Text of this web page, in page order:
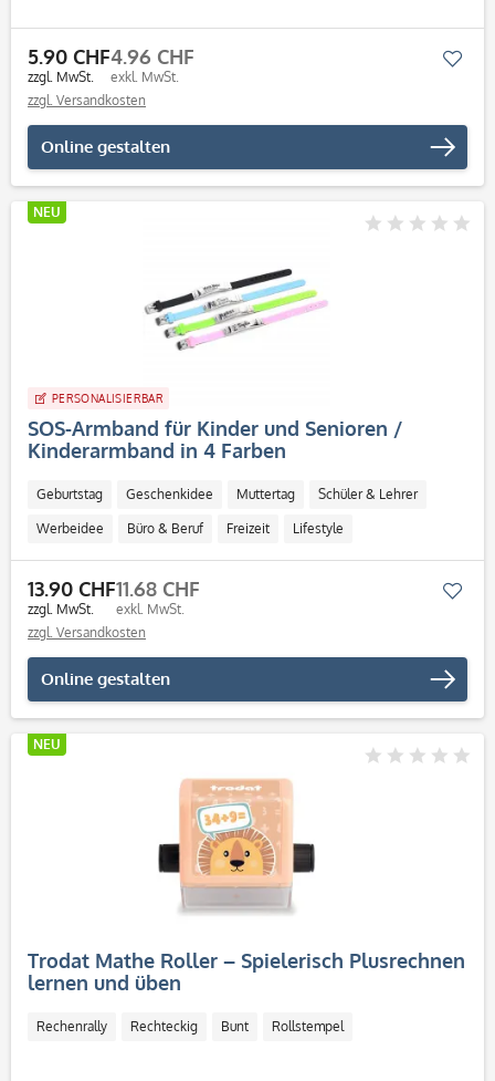
5.90 CHF
zzgl. MwSt.
4.96 CHF
exkl. MwSt.
zzgl. Versandkosten
Online gestalten
NEU
PERSONALISIERBAR
SOS-Armband für Kinder und Senioren /
Kinderarmband in 4 Farben
Geburtstag Geschenkidee Muttertag Schüler & Lehrer
Werbeidee Büro & Beruf Freizeit Lifestyle
Personalisierbar / Onlinegestaltung
13.90 CHF
zzgl. MwSt.
11.68 CHF
exkl. MwSt.
zzgl. Versandkosten
Online gestalten
NEU
Trodat Mathe Roller – Spielerisch Plusrechnen
lernen und üben
Rechenrally Rechteckig Bunt Rollstempel